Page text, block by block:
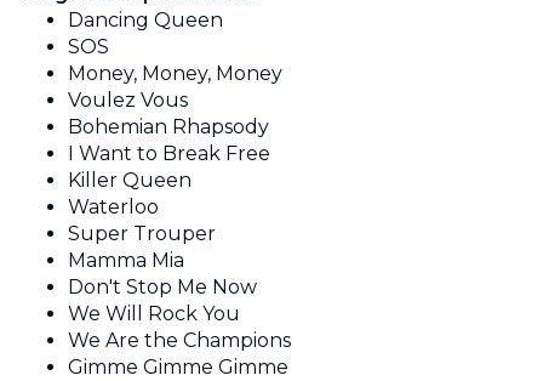
Dancing Queen
SOS
Money, Money, Money
Voulez Vous
Bohemian Rhapsody
I Want to Break Free
Killer Queen
Waterloo
Super Trouper
Mamma Mia
Don't Stop Me Now
We Will Rock You
We Are the Champions
Gimme Gimme Gimme